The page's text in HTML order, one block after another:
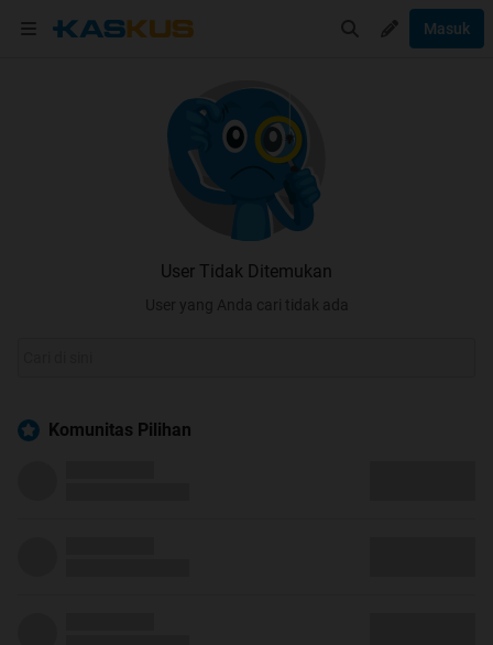
Masuk
User Tidak Ditemukan
User yang Anda cari tidak ada
Komunitas Pilihan